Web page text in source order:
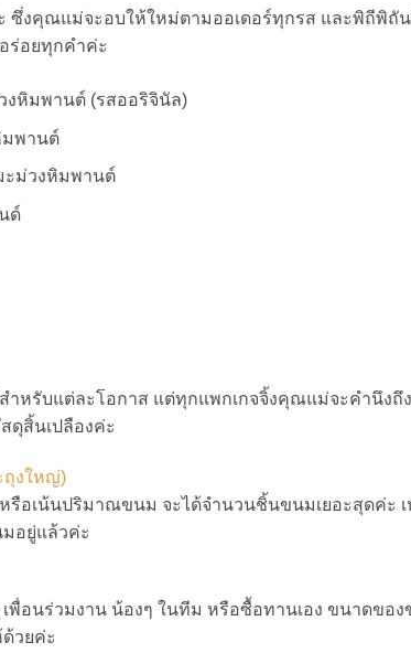
ซึ่งคุณแม่จะอบให้ใหม่ตามออเดอร์ทุกรส และพิถีพิถัน
ร่อยทุกคำค่ะ
งหิมพานต์ (รสออริจินัล)
มพานต์
ะม่วงหิมพานต์
ด์
ำหรับแต่ละโอกาส แต่ทุกแพกเกจจิ้งคุณแม่จะคำนึง
ดุสิ้นเปลืองค่ะ
ถุงใหญ่)
รือเน้นปริมาณขนม จะได้จำนวนชิ้นขนมเยอะสุดค่ะ
อยู่แล้วค่ะ
อนร่วมงาน น้องๆ ในทีม หรือซื้อทานเอง ขนาดขอ
วยค่ะ